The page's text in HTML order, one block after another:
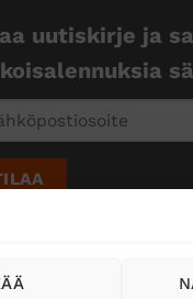
uutiskirje ja